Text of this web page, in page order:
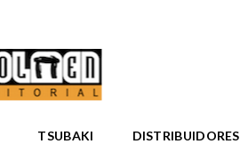
TSUBAKI DISTRIBUIDORES